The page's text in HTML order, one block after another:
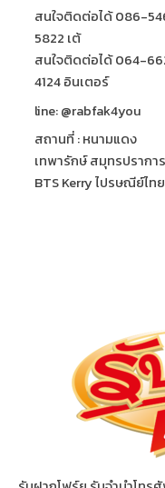
สนใจติดต่อได้ 086-
5822 เต้
สนใจติดต่อได้ 064-
4124 อินเตอร์
line: @rabfak4you
สถานที่ : หนามแดง
เทพารักษ์ สมุทรปราการ
BTS Kerry ไปรษณีย์ไทย